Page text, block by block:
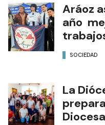
Aráoz
año
SOCIEDAD
La